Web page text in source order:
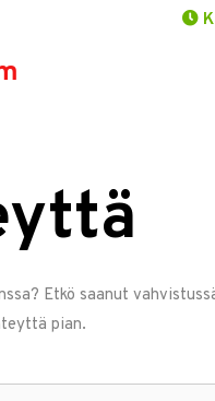
Etkö saanut
pian.